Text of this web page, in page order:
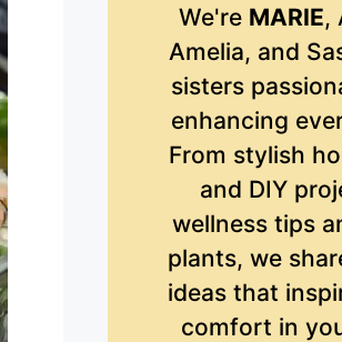
We're MARIE,
Amelia, and
sisters
enhancing
From stylish
and DIY
wellness tips
plants, we
ideas that
comfort in